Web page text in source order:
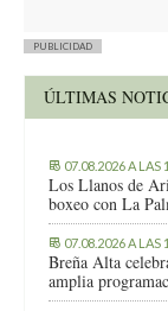
PUBLICIDAD
ÚLTIMAS
07.08.2026 A LAS
Los Llanos de
boxeo con La
07.08.2026 A LAS
Breña Alta
amplia